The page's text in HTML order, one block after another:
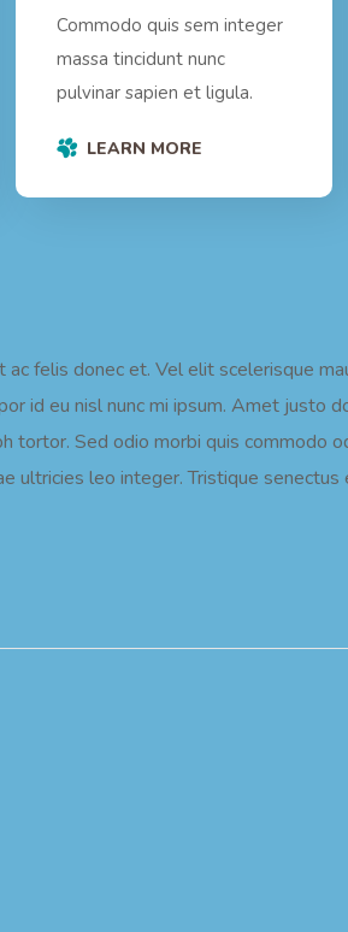
Commodo quis sem integer
massa tincidunt nunc
pulvinar sapien et ligula.
LEARN MORE
felis donec et. Vel elit scelerisque
id eu nisl nunc mi ipsum. Amet justo
tortor. Sed odio morbi quis commodo
ultricies leo integer. Tristique